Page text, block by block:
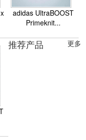
adidas UltraBOOST
Primeknit...
更多
推荐产品